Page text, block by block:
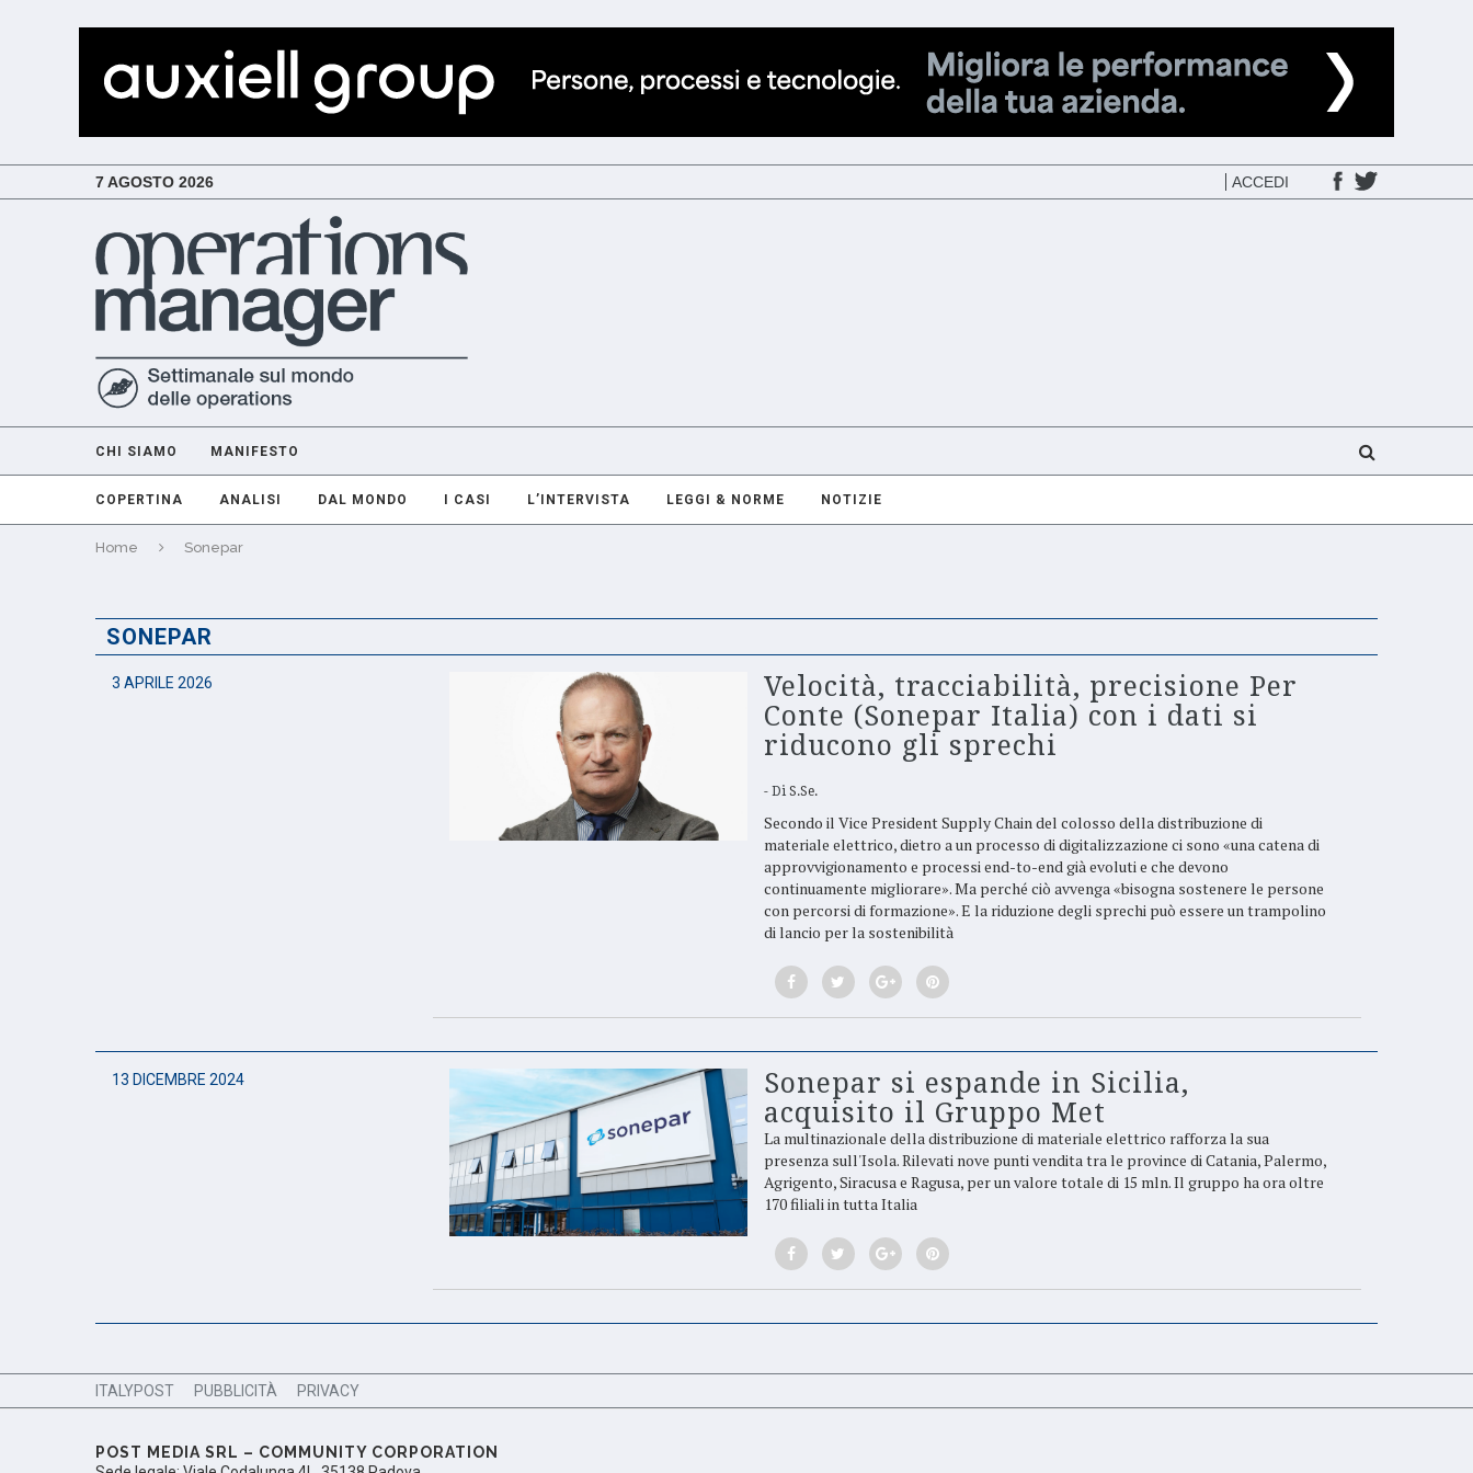
7 AGOSTO 2026 ACCEDI
CHI SIAMO MANIFESTO
COPERTINA ANALISI DAL MONDO I CASI L’INTERVISTA LEGGI & NORME NOTIZIE
Home Sonepar
SONEPAR
3 APRILE 2026
Velocità, tracciabilità, precisione Per
Conte (Sonepar Italia) con i dati si
riducono gli sprechi
Di S.Se.
Secondo il Vice President Supply Chain del colosso della distribuzione di
materiale elettrico, dietro a un processo di digitalizzazione ci sono «una catena di
approvvigionamento e processi end-to-end già evoluti e che devono
continuamente migliorare». Ma perché ciò avvenga «bisogna sostenere le persone
con percorsi di formazione». E la riduzione degli sprechi può essere un trampolino
di lancio per la sostenibilità
13 DICEMBRE 2024
Sonepar si espande in Sicilia,
acquisito il Gruppo Met
La multinazionale della distribuzione di materiale elettrico rafforza la sua
presenza sull'Isola. Rilevati nove punti vendita tra le province di Catania, Palermo,
Agrigento, Siracusa e Ragusa, per un valore totale di 15 mln. Il gruppo ha ora oltre
170 filiali in tutta Italia
ITALYPOST PUBBLICITÀ PRIVACY
POST MEDIA SRL – COMMUNITY CORPORATION